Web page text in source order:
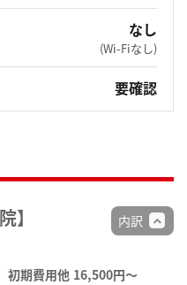
なし
(Wi-Fiなし)
要確認
】
初期費用他 16,500円〜
内訳